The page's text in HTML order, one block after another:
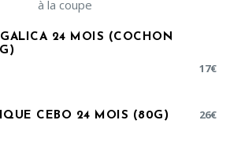
à la coupe
24 MOIS (COCHON
17€
CEBO 24 MOIS (80G) 26€